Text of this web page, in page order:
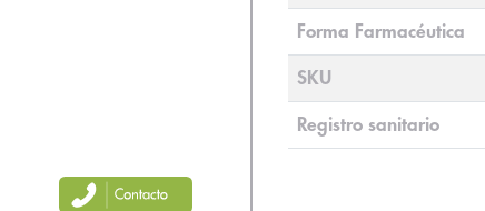
Forma Farmacéutica
SKU
Registro sanitario